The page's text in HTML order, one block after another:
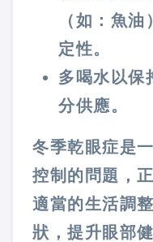
（如：魚
定性​。
多喝水以保
分供應。
冬季乾眼症是
控制的問題，
適當的生活調
狀，提升眼部健